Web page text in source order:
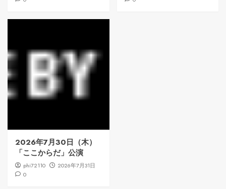
2026年7月30日（木）
「ここからだ」公演
phi72110
2026年7月31日
0